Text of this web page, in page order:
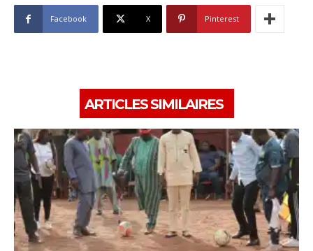
Facebook X Pinterest
ARTICLES SIMILAIRES